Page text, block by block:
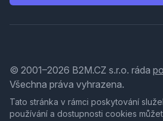
© 2001–2026 B2M.CZ s.r.o. ráda
Všechna práva vyhrazena.
Tato stránka v rámci poskytování
používání a dostupnosti cookies